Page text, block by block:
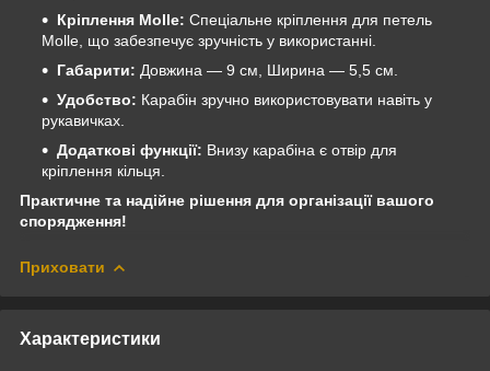
Кріплення Molle: Спеціальне кріплення для петель
Molle, що забезпечує зручність у використанні.
Габарити: Довжина — 9 см, Ширина — 5,5 см.
Удобство: Карабін зручно використовувати навіть у
рукавичках.
Додаткові функції: Внизу карабіна є отвір для
кріплення кільця.
Практичне та надійне рішення для організації вашого
спорядження!
Приховати
Характеристики